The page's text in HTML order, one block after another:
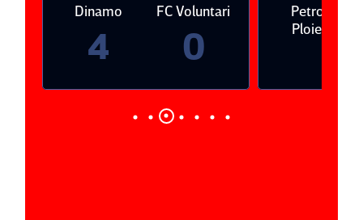
Dinamo
4
FC Voluntari
0
Petrolul
Ploieşti